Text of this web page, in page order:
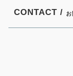
CONTACT /